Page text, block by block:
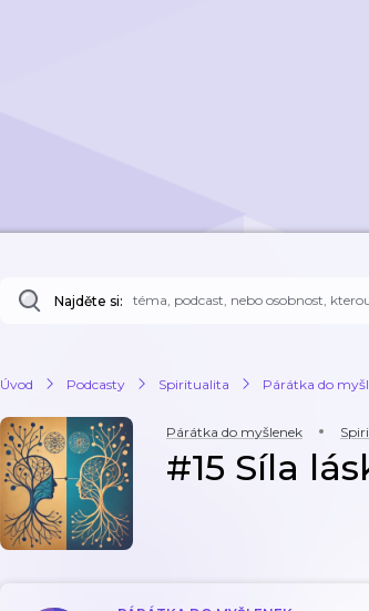
Najděte si:
Úvod Podcasty Spiritualita Párátka do
Párátka do myšlenek
#15 Síla